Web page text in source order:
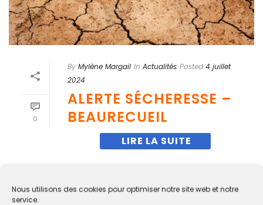
Nous utilisons des cookies pour optimiser notre site web et notre
service.
0
By Mylène Margail In Actualités Posted 4 juillet
2024
ALERTE SÉCHERESSE –
BEAURECUEIL